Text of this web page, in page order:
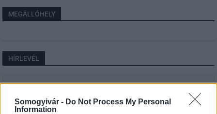
Somogyivár - Do Not Process My Personal
Information
MEGÁLLÓHELY
HÍRLEVÉL
Név